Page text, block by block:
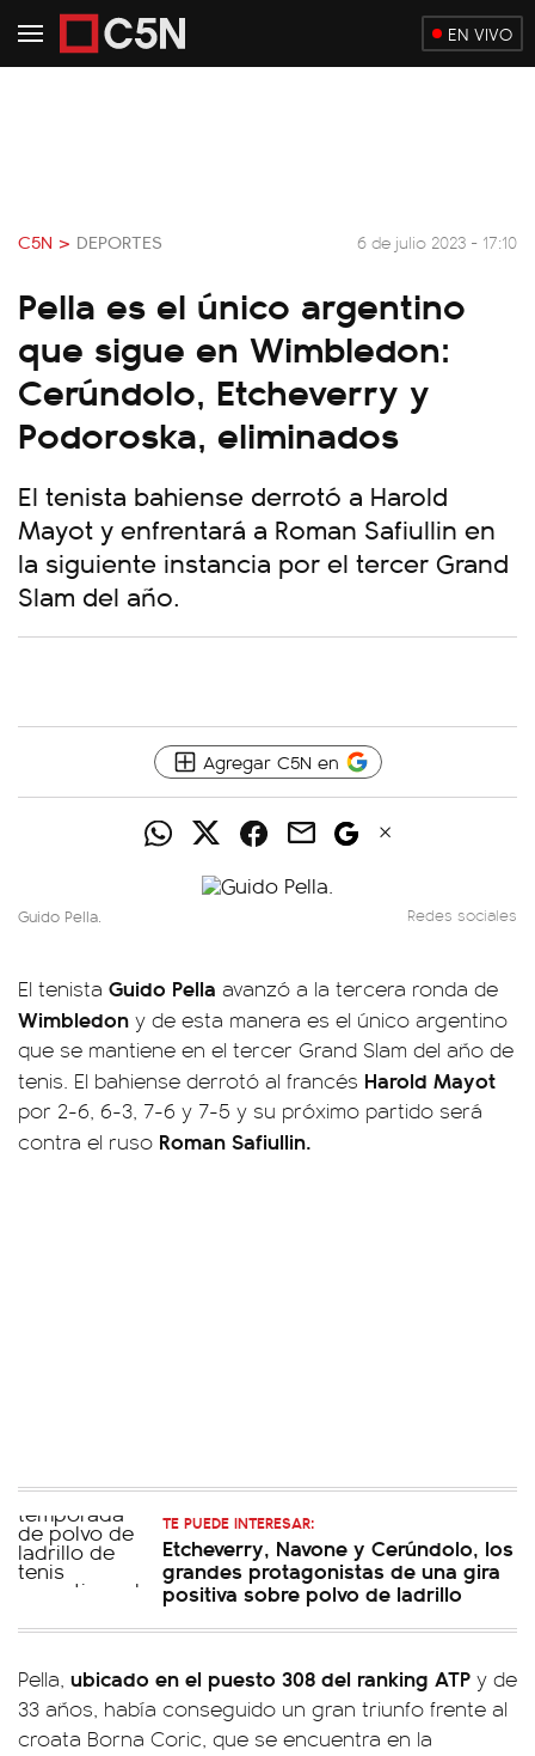
EN VIVO
C5N > DEPORTES 6 de julio 2023 - 17:10
Pella es el único argentino
que sigue en Wimbledon:
Cerúndolo, Etcheverry y
Podoroska, eliminados
El tenista bahiense derrotó a Harold
Mayot y enfrentará a Roman Safiullin en
la siguiente instancia por el tercer Grand
Slam del año.
Agregar C5N en
Guido Pella. Redes sociales
El tenista Guido Pella avanzó a la tercera ronda de
Wimbledon y de esta manera es el único argentino
que se mantiene en el tercer Grand Slam del año de
tenis. El bahiense derrotó al francés Harold Mayot
por 2-6, 6-3, 7-6 y 7-5 y su próximo partido será
contra el ruso Roman Safiullin.
TE PUEDE INTERESAR:
Etcheverry, Navone y Cerúndolo, los
grandes protagonistas de una gira
positiva sobre polvo de ladrillo
Pella, ubicado en el puesto 308 del ranking ATP y de
33 años, había conseguido un gran triunfo frente al
croata Borna Coric, que se encuentra en la